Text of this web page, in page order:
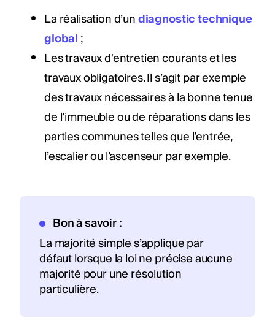
La réalisation d’undiagnostic technique
global;
Les travaux d'entretien courants et les
travaux obligatoires. Il s’agit par exemple
des travaux nécessaires à la bonne tenue
de l’immeuble ou de réparations dans les
parties communes telles que l’entrée,
l’escalier ou l’ascenseur par exemple.
Bon à savoir :
La majorité simple s’applique par
défaut lorsque la loi ne précise aucune
majorité pour une résolution
particulière.